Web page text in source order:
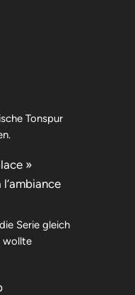
Tonspur
»
Serie gleich
wollte